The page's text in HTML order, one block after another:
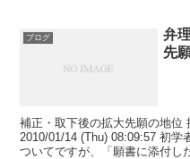
ブログ
弁
先
補正・取下後の拡大先願の地位
2010/01/14 (Thu) 08:09:57 初学
ついてですが、「願書に添付し